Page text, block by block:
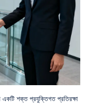
শক্ত প্রযুক্তিগত প্রতিরক্ষা